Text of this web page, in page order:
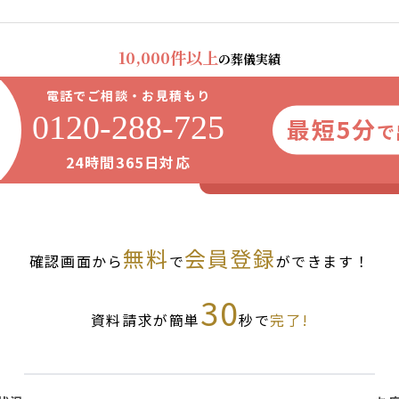
10,000件以上の葬儀実績
電話でご相談・お見積もり
0120-288-725
24時間365日対応
最短5分
確認画面から無料で会員登録ができます！
資料請求が簡単30秒で完了!